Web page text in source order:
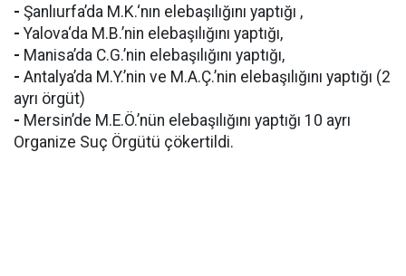
- Şanlıurfa’da M.K.‘nın elebaşılığını yaptığı ,
- Yalova‘da M.B.’nin elebaşılığını yaptığı,
- Manisa’da C.G.’nin elebaşılığını yaptığı,
- Antalya’da M.Y.’nin ve M.A.Ç.’nin elebaşılığını yaptığı (2
ayrı örgüt)
- Mersin’de M.E.Ö.’nün elebaşılığını yaptığı 10 ayrı
Organize Suç Örgütü çökertildi.